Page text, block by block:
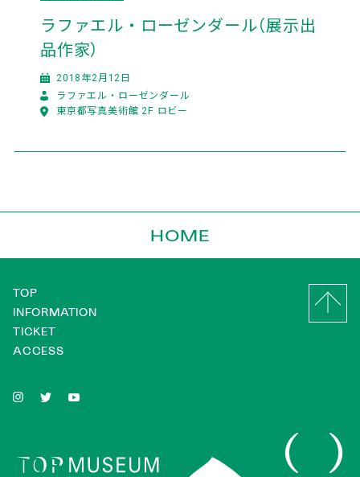
ラファエル・ローゼンダール（展示出
品作家）
2018年2月12日
ラファエル・ローゼンダール
東京都写真美術館 2F ロビー
HOME
TOP
INFORMATION
TICKET
ACCESS